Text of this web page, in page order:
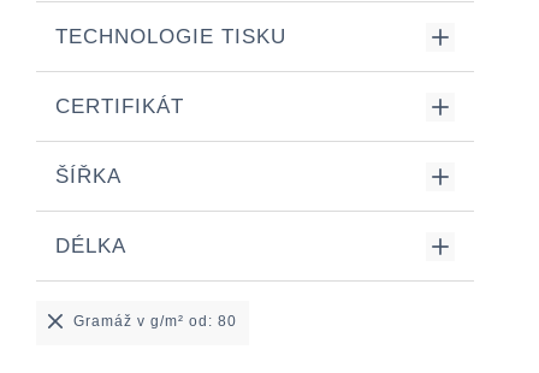
TECHNOLOGIE TISKU
CERTIFIKÁT
ŠÍŘKA
DÉLKA
Gramáž v g/m² od: 80